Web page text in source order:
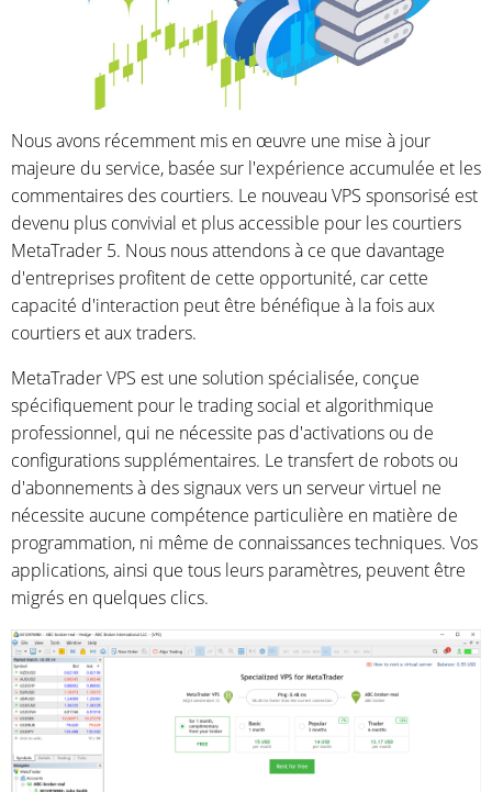
Nous avons récemment mis en œuvre une mise à jour
majeure du service, basée sur l'expérience accumulée et les
commentaires des courtiers. Le nouveau VPS sponsorisé est
devenu plus convivial et plus accessible pour les courtiers
MetaTrader 5. Nous nous attendons à ce que davantage
d'entreprises profitent de cette opportunité, car cette
capacité d'interaction peut être bénéfique à la fois aux
courtiers et aux traders.
MetaTrader VPS est une solution spécialisée, conçue
spécifiquement pour le trading social et algorithmique
professionnel, qui ne nécessite pas d'activations ou de
configurations supplémentaires. Le transfert de robots ou
d'abonnements à des signaux vers un serveur virtuel ne
nécessite aucune compétence particulière en matière de
programmation, ni même de connaissances techniques. Vos
applications, ainsi que tous leurs paramètres, peuvent être
migrés en quelques clics.